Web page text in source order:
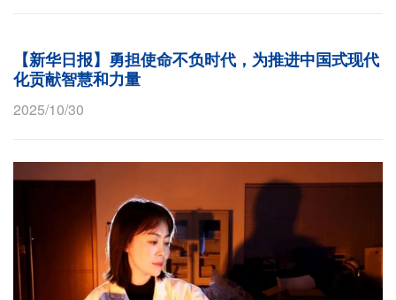
【新华日报】勇担使命不负时代，为推进中国式现代
化贡献智慧和力量
2025/10/30